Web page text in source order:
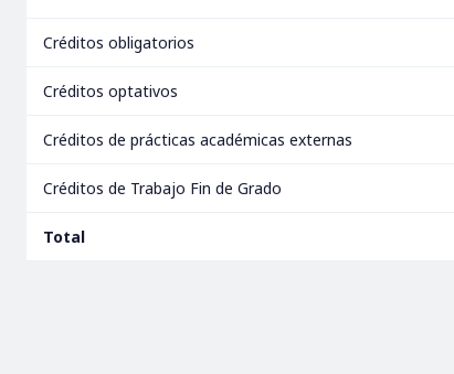
Créditos obligatorios
Créditos optativos
Créditos de prácticas académicas externas
Créditos de Trabajo Fin de Grado
Total